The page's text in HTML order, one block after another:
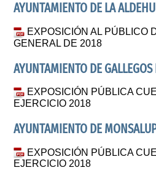
AYUNTAMIENTO DE LA
EXPOSICIÓN AL PÚBLICO
GENERAL DE 2018
AYUNTAMIENTO DE
EXPOSICIÓN PÚBLICA
EJERCICIO 2018
AYUNTAMIENTO DE
EXPOSICIÓN PÚBLICA
EJERCICIO 2018